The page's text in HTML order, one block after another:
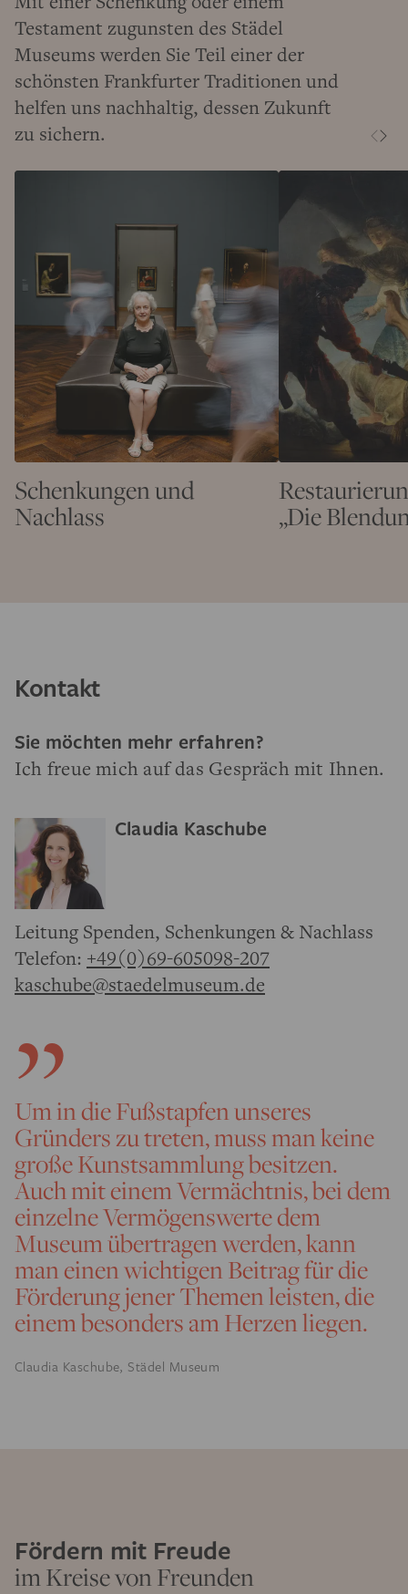
Testament zugunsten des Städel
Museums werden Sie Teil einer der
schönsten Frankfurter Traditionen und
helfen uns nachhaltig, dessen Zukunft
zu sichern.
Schenkungen und
Nachlass
„Die
Kontakt
Sie möchten mehr erfahren?
Ich freue mich auf das Gespräch mit Ihnen.
Claudia Kaschube
Leitung Spenden, Schenkungen & Nachlass
Telefon: +49(0)69-605098-207
kaschube@staedelmuseum.de
Um in die Fußstapfen unseres
Gründers zu treten, muss man keine
große Kunstsammlung besitzen.
Auch mit einem Vermächtnis, bei dem
einzelne Vermögenswerte dem
Museum übertragen werden, kann
man einen wichtigen Beitrag für die
Förderung jener Themen leisten, die
einem besonders am Herzen liegen.
Claudia Kaschube, Städel Museum
Fördern mit Freude
im Kreise von Freunden